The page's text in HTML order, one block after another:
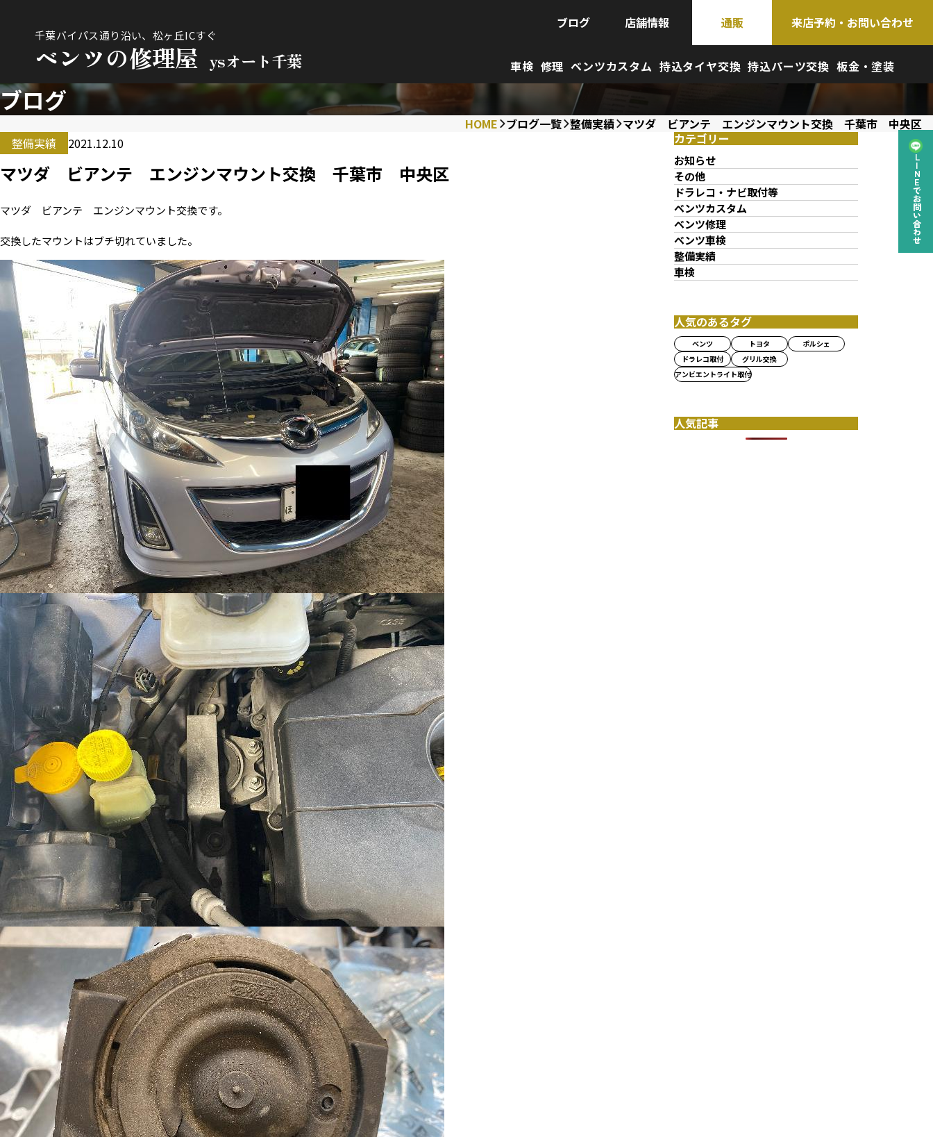
千葉バイパス通り沿い、松ヶ丘ICすぐ
ベンツの修理屋 ysオート千葉
ブログ 店舗情報 通販 来店予約・お問い合わせ
車検 修理 ベンツカスタム 持込タイヤ交換 持込パーツ交換 板金・塗装
LINEでお問い合わせ
ブログ
HOME ブログ一覧 整備実績 マツダ ビアンテ エンジンマウント交換 千葉市 中央区
整備実績
2021.12.10
マツダ ビアンテ エンジンマウント交換 千葉市 中央区
マツダ ビアンテ エンジンマウント交換です。
交換したマウントはブチ切れていました。
カテゴリー
お知らせ
その他
ドラレコ・ナビ取付等
ベンツカスタム
ベンツ修理
ベンツ車検
整備実績
車検
人気のあるタグ
ベンツ トヨタ
ポルシェ
ドラレコ取付
グリル交換
アンビエントライト取付
人気記事